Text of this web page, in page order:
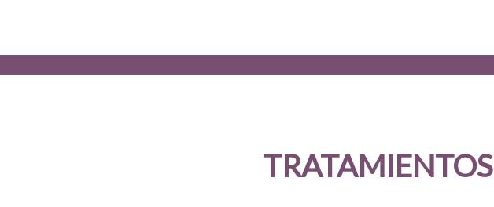
TRATAMIENTOS